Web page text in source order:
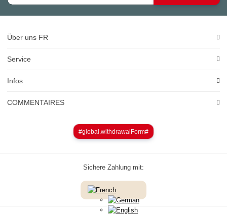
Über uns FR
Service
Infos
COMMENTAIRES
#global.withdrawalForm#
Sichere Zahlung mit: